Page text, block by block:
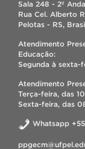
Sala 248 - 2º
Rua Cel. Alberto
Pelotas - RS,
Atendimento
Educação:
Segunda à sexta-
Atendimento
Terça-feira, das
Sexta-feira, das
Whatsapp